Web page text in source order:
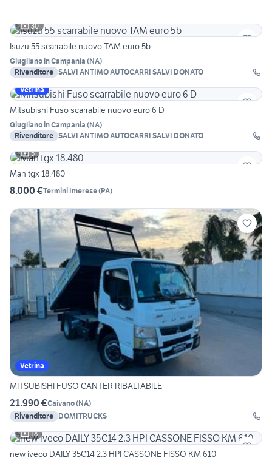
30
Isuzu 55 scarrabile nuovo TAM euro 5b
Giugliano in Campania (NA)
Rivenditore SALVI ANTIMO AUTOCARRI SALVI DONATO
Vetrina
Mitsubishi Fuso scarrabile nuovo euro 6 D
Giugliano in Campania (NA)
Rivenditore SALVI ANTIMO AUTOCARRI SALVI DONATO
5
Man tgx 18.480
8.000 €Termini Imerese(PA)
Vetrina
MITSUBISHI FUSO CANTER RIBALTABILE
21.990 €Caivano(NA)
Rivenditore DOMITRUCKS
18
new iveco DAILY 35C14 2.3 HPI CASSONE FISSO KM 610